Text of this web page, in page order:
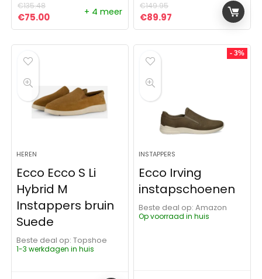
€135.48
Oorspronkelijke prijs was: €135.48.
€75.00Huidige prijs is: €75.00.
+ 4 meer
€149.95
Oorspronkelijke prijs was:
€89.97 Huidige prijs is:
HEREN
Ecco Ecco S Li
Hybrid M
Instappers bruin
Suede
Beste deal op:
Topshoe
1-3 werkdagen in huis
- 3%
INSTAPPERS
Ecco Irving
instapschoenen
Beste deal op:
Amazon
Op voorraad in huis